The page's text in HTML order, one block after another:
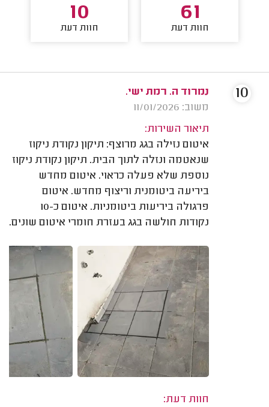
61
חוות דעת
10
חוות דעת
נמרוד ה. רמת ישי.
משוב: 11/01/2026
תיאור השירות:
איטום נזילה בגג מרוצף: תיקון נקודת ניקוז
שנאטמה ונזלה לתוך הבית. תיקון נקודת ניקוז
נוספת שלא פעלה כראוי. איטום מחדש
ביריעה ביטומנית וריצוף מחדש. איטום
פרגולה ביריעות ביטומניות. איטום כ-10
נקודות חולשה בגג בעזרת חומרי איטום שונים.
חוות דעת:
10